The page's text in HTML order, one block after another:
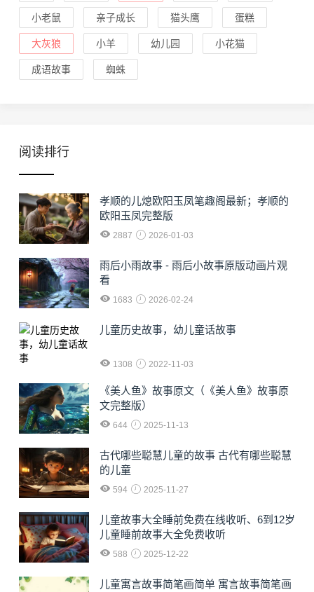
小老鼠 亲子成长 猫头鹰 蛋糕
大灰狼 小羊 幼儿园 小花猫
成语故事 蜘蛛
阅读排行
孝顺的儿熄欧阳玉凤笔趣阁最新；孝顺的
欧阳玉凤完整版
2887 2026-01-03
雨后小雨故事 - 雨后小故事原版动画片观
看
1683 2026-02-24
儿童历史故事，幼儿童话故事
1308 2022-11-03
《美人鱼》故事原文（《美人鱼》故事原
文完整版）
644 2025-11-13
古代哪些聪慧儿童的故事 古代有哪些聪慧
的儿童
594 2025-11-27
儿童故事大全睡前免费在线收听、6到12岁
儿童睡前故事大全免费收听
588 2025-12-22
儿童寓言故事简笔画简单 寓言故事简笔画